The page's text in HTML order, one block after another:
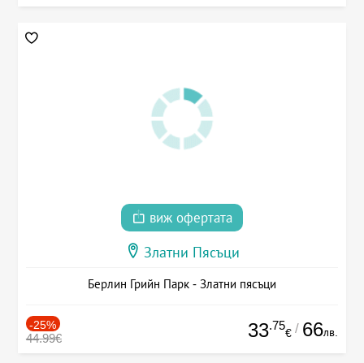
виж офертата
Златни Пясъци
Берлин Грийн Парк - Златни пясъци
-25%
44.99€ 33.75
€ / 66лв.